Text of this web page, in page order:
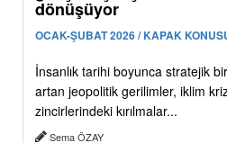
dönüşüyor
OCAK-ŞUBAT 2026 / KAPAK
İnsanlık tarihi boyunca stratejik
artan jeopolitik gerilimler, iklim
zincirlerindeki kırılmalar...
Sema ÖZAY